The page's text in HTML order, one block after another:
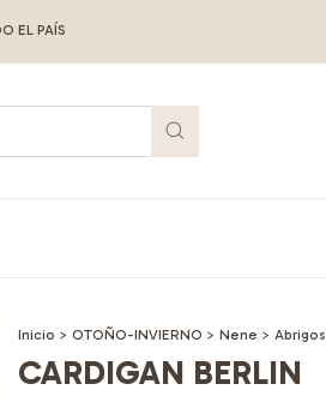
EL PAÍS
Inicio > OTOÑO-INVIERNO > Nene > Abrigos
CARDIGAN BERLIN